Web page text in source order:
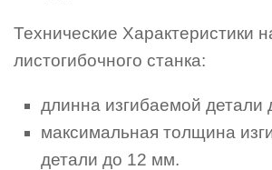
Технические Характеристики
листогибочного станка:
длинна изгибаемой детали
максимальная толщина
детали до 12 мм.